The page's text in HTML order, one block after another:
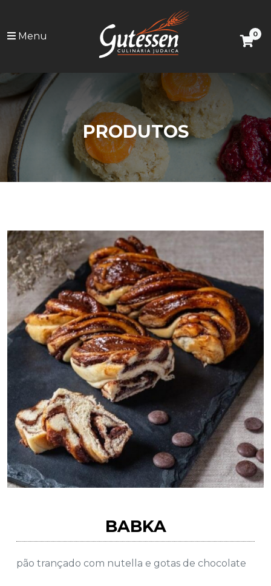
Menu 0
PRODUTOS
BABKA
pão trançado com nutella e gotas de chocolate